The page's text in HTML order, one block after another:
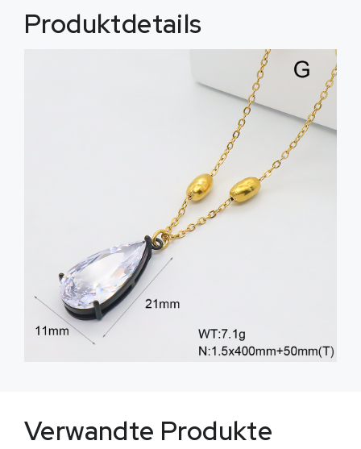
Produktdetails
Verwandte Produkte